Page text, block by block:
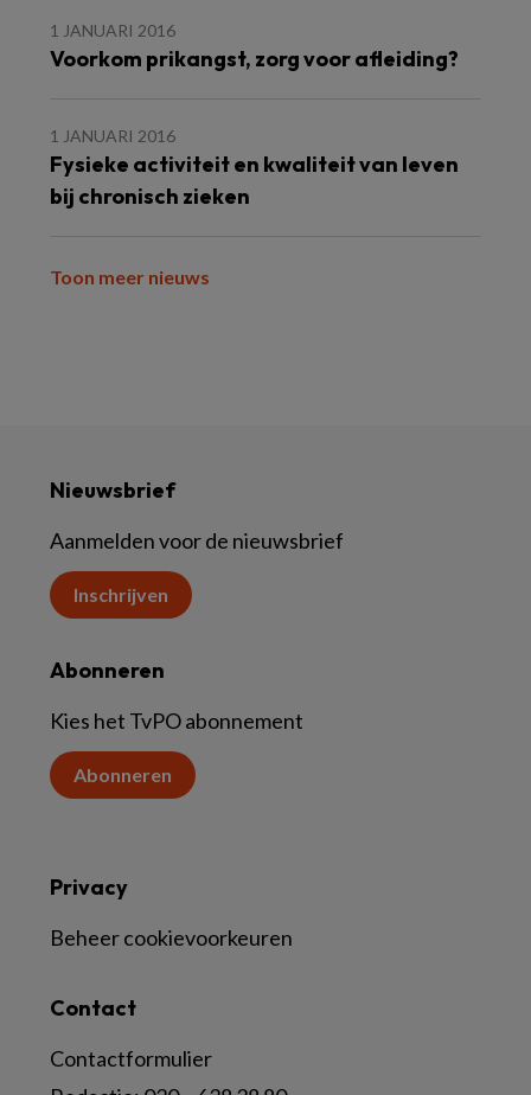
1 JANUARI 2016
Voorkom prikangst, zorg voor afleiding?
1 JANUARI 2016
Fysieke activiteit en kwaliteit van leven
bij chronisch zieken
Toon meer nieuws
Nieuwsbrief
Aanmelden voor de nieuwsbrief
Inschrijven
Abonneren
Kies het TvPO abonnement
Abonneren
Contact
Contactformulier
Privacy
Beheer cookievoorkeuren